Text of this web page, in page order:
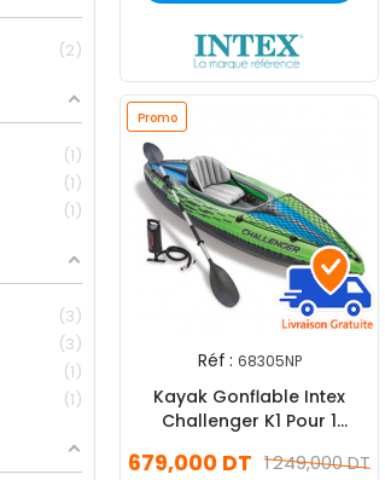
2
1
1
1
3
3
1
1
Promo
Réf : 68305NP
Kayak Gonflable Intex
Challenger K1 Pour 1
1 249,000 DT
679,000 DT